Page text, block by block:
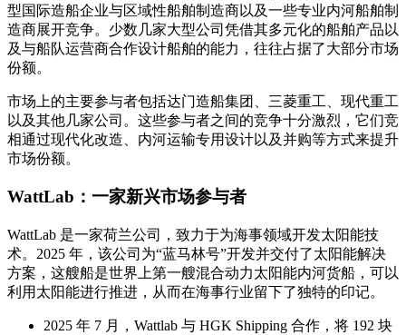
型国际造船企业与区域性船舶制造商以及一些专业内河船舶制
造商展开竞争。少数几家大型公司凭借其多元化的船舶产品以
及与船队运营商合作设计船舶的能力，往往占据了大部分市场
份额。
市场上的主要参与者包括达门造船集团、三菱重工、现代重工
以及其他几家公司。这些参与者之间的竞争十分激烈，它们竞
相通过现代化改造、内河运输专用设计以及并购等方式来提升
市场份额。
WattLab：一家新兴市场参与者
WattLab 是一家荷兰公司，致力于为海事领域开发太阳能技
术。2025 年，该公司为“蓝马林号”开发并交付了太阳能解决
方案，这艘船是世界上第一艘混合动力太阳能内河货船，可以
利用太阳能进行推进，从而在海事行业留下了独特的印记。
2025 年 7 月，Wattlab 与 HGK Shipping 合作，将 192 块